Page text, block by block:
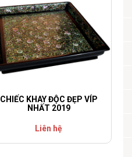
CHIẾC KHAY ĐỘC ĐẸP VÍP
NHẤT 2019
Liên hệ